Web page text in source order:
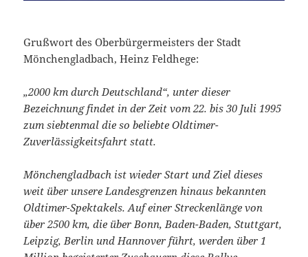
Grußwort des Oberbürgermeisters der Stadt
Mönchengladbach, Heinz Feldhege:
„2000 km durch Deutschland“, unter dieser
Bezeichnung findet in der Zeitvom 22. bis 30 Juli 1995
zum siebtenmal die so beliebte Oldtimer-
Zuverlässigkeitsfahrt statt.
Mönchengladbach ist wieder Start und Ziel dieses
weit über unsere Landesgrenzen hinaus bekannten
Oldtimer-Spektakels. Auf einer Streckenlänge von
über 2500 km, die über Bonn, Baden-Baden, Stuttgart,
Leipzig, Berlin und Hannover führt, werden über 1